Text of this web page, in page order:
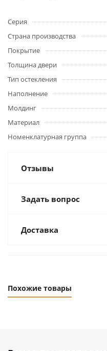
Серия
Страна производства
Покрытие
Толщина двери
Тип остекления
Наполнение
Молдинг
Материал
Номенклатурная группа
Отзывы
Задать вопрос
Доставка
Похожие товары